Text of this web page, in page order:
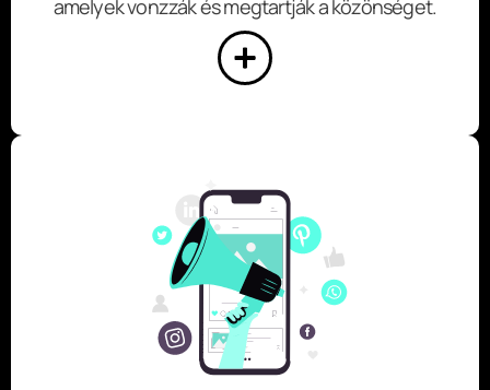
amelyek vonzzák és megtartják a közönséget.